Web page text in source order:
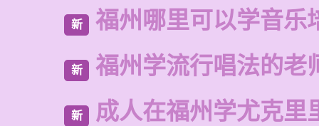
新 福州哪里可以学音乐
新 福州学流行唱法的老
新 成人在福州学尤克里